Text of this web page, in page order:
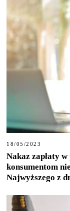
18/05/2023
Nakaz zapłaty
konsumentom
Najwyższego z